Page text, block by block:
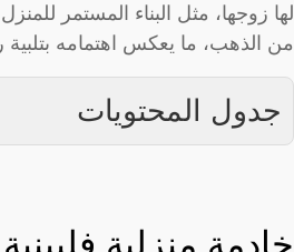
لها زوجها، مثل البناء المستمر
من الذهب، ما يعكس اهتمامه
جدول المحتويات
خادمة منزلية